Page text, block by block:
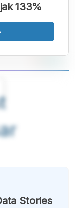
133%
Stories